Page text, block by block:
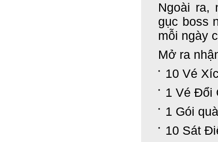
Ngoài ra,
gục boss
mỗi ngày
Mở ra
10 Vé
1 Vé Đổi
1 Gói
10 Sát